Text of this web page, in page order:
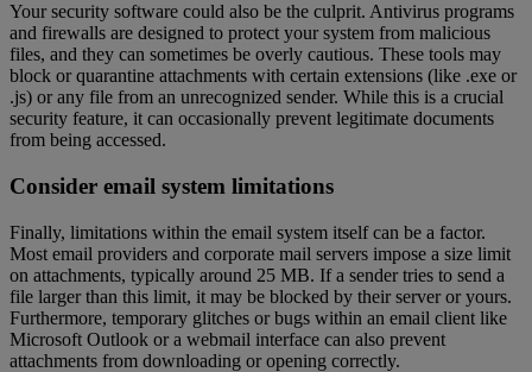
Your security software could also be the culprit. Antivirus programs
and firewalls are designed to protect your system from malicious
files, and they can sometimes be overly cautious. These tools may
block or quarantine attachments with certain extensions (like .exe or
.js) or any file from an unrecognized sender. While this is a crucial
security feature, it can occasionally prevent legitimate documents
from being accessed.
Consider email system limitations
Finally, limitations within the email system itself can be a factor.
Most email providers and corporate mail servers impose a size limit
on attachments, typically around 25 MB. If a sender tries to send a
file larger than this limit, it may be blocked by their server or yours.
Furthermore, temporary glitches or bugs within an email client like
Microsoft Outlook or a webmail interface can also prevent
attachments from downloading or opening correctly.